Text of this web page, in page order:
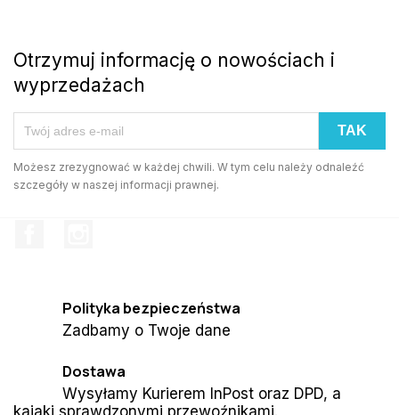
Otrzymuj informację o nowościach i
wyprzedażach
Możesz zrezygnować w każdej chwili. W tym celu należy odnaleźć
szczegóły w naszej informacji prawnej.
Polityka bezpieczeństwa
Zadbamy o Twoje dane
Dostawa
Wysyłamy Kurierem InPost oraz DPD, a
kajaki sprawdzonymi przewoźnikami.